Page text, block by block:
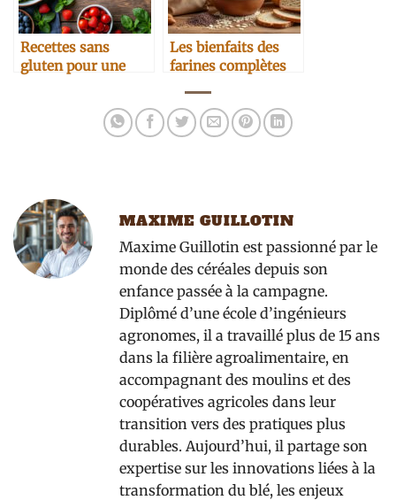
Recettes sans
gluten pour une
Les bienfaits des
farines complètes
MAXIME GUILLOTIN
Maxime Guillotin est passionné par le
monde des céréales depuis son
enfance passée à la campagne.
Diplômé d’une école d’ingénieurs
agronomes, il a travaillé plus de 15 ans
dans la filière agroalimentaire, en
accompagnant des moulins et des
coopératives agricoles dans leur
transition vers des pratiques plus
durables. Aujourd’hui, il partage son
expertise sur les innovations liées à la
transformation du blé, les enjeux